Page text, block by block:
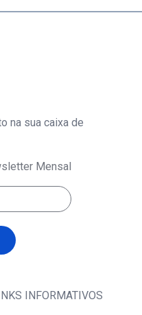
INFORMATIVOS
na sua caixa de
Mensal